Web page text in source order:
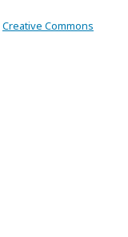
Creative Commons